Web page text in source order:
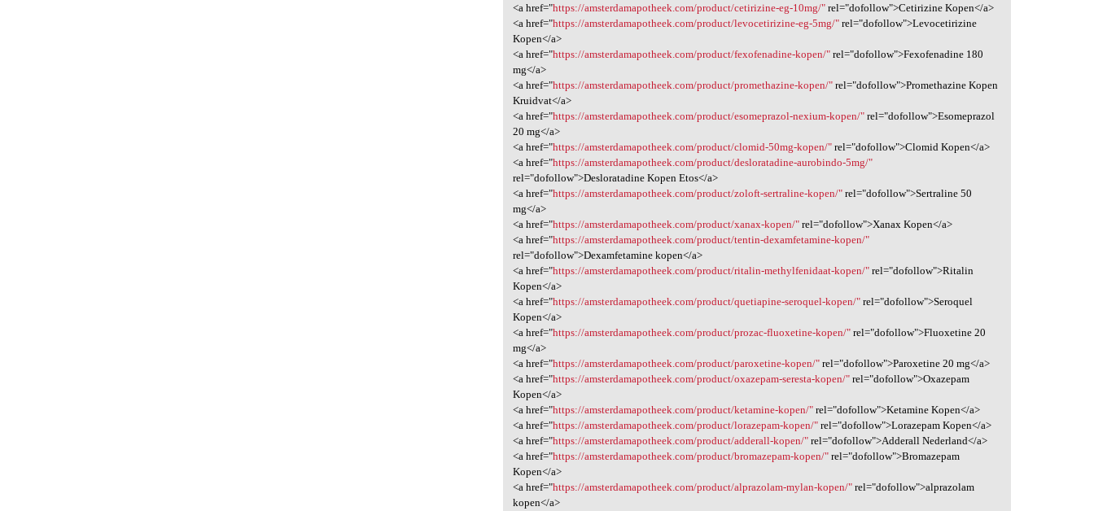
<a href="https://amsterdamapotheek.com/product/cetirizine-eg-10mg/" rel="dofollow">Cetirizine Kopen</a>
<a href="https://amsterdamapotheek.com/product/levocetirizine-eg-5mg/" rel="dofollow">Levocetirizine
Kopen</a>
<a href="https://amsterdamapotheek.com/product/fexofenadine-kopen/" rel="dofollow">Fexofenadine 180
mg</a>
<a href="https://amsterdamapotheek.com/product/promethazine-kopen/" rel="dofollow">Promethazine Kopen
Kruidvat</a>
<a href="https://amsterdamapotheek.com/product/esomeprazol-nexium-kopen/" rel="dofollow">Esomeprazol
20 mg</a>
<a href="https://amsterdamapotheek.com/product/clomid-50mg-kopen/" rel="dofollow">Clomid Kopen</a>
<a href="https://amsterdamapotheek.com/product/desloratadine-aurobindo-5mg/"
rel="dofollow">Desloratadine Kopen Etos</a>
<a href="https://amsterdamapotheek.com/product/zoloft-sertraline-kopen/" rel="dofollow">Sertraline 50
mg</a>
<a href="https://amsterdamapotheek.com/product/xanax-kopen/" rel="dofollow">Xanax Kopen</a>
<a href="https://amsterdamapotheek.com/product/tentin-dexamfetamine-kopen/"
rel="dofollow">Dexamfetamine kopen</a>
<a href="https://amsterdamapotheek.com/product/ritalin-methylfenidaat-kopen/" rel="dofollow">Ritalin
Kopen</a>
<a href="https://amsterdamapotheek.com/product/quetiapine-seroquel-kopen/" rel="dofollow">Seroquel
Kopen</a>
<a href="https://amsterdamapotheek.com/product/prozac-fluoxetine-kopen/" rel="dofollow">Fluoxetine 20
mg</a>
<a href="https://amsterdamapotheek.com/product/paroxetine-kopen/" rel="dofollow">Paroxetine 20 mg</a>
<a href="https://amsterdamapotheek.com/product/oxazepam-seresta-kopen/" rel="dofollow">Oxazepam
Kopen</a>
<a href="https://amsterdamapotheek.com/product/ketamine-kopen/" rel="dofollow">Ketamine Kopen</a>
<a href="https://amsterdamapotheek.com/product/lorazepam-kopen/" rel="dofollow">Lorazepam Kopen</a>
<a href="https://amsterdamapotheek.com/product/adderall-kopen/" rel="dofollow">Adderall Nederland</a>
<a href="https://amsterdamapotheek.com/product/bromazepam-kopen/" rel="dofollow">Bromazepam
Kopen</a>
<a href="https://amsterdamapotheek.com/product/alprazolam-mylan-kopen/" rel="dofollow">alprazolam
kopen</a>